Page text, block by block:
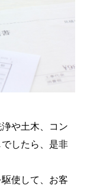
や土木、コン
したら、是非
使して、お客